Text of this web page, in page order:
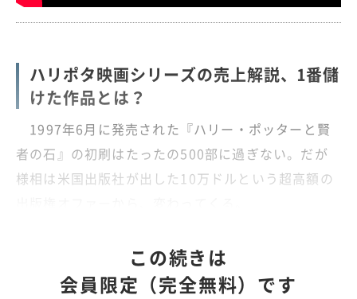
ハリポタ映画シリーズの売上解説、1番儲
けた作品とは？
1997年6月に発売された『ハリー・ポッターと賢
者の石』の初刷はたったの500部に過ぎない。だが
様相は米国出版社が出した10万ドルという超高額の
この続きは
会員限定（完全無料）です